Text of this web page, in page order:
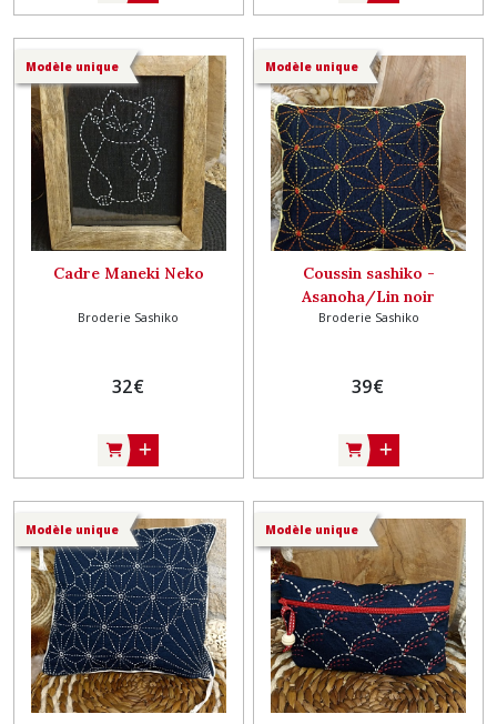
Modèle unique
Cadre Maneki Neko
Broderie Sashiko
32€
Modèle unique
Coussin sashiko -
Asanoha/Lin noir
Broderie Sashiko
39€
Modèle unique Modèle unique